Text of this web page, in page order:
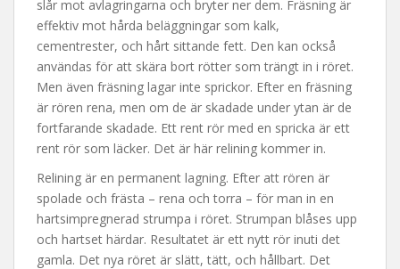
slår mot avlagringarna och bryter ner dem. Fräsning är
effektiv mot hårda beläggningar som kalk,
cementrester, och hårt sittande fett. Den kan också
användas för att skära bort rötter som trängt in i röret.
Men även fräsning lagar inte sprickor. Efter en fräsning
är rören rena, men om de är skadade under ytan är de
fortfarande skadade. Ett rent rör med en spricka är ett
rent rör som läcker. Det är här relining kommer in.
Relining är en permanent lagning. Efter att rören är
spolade och frästa – rena och torra – för man in en
hartsimpregnerad strumpa i röret. Strumpan blåses upp
och hartset härdar. Resultatet är ett nytt rör inuti det
gamla. Det nya röret är slätt, tätt, och hållbart. Det